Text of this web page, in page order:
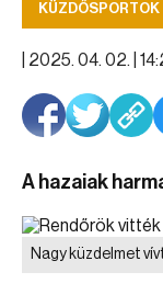
KÜZDŐSPORTOK
2025. 04. 02. |
A hazaiak
Nagy küzdelmet